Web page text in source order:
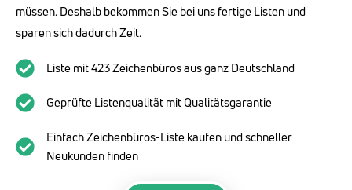
müssen. Deshalb bekommen Sie bei uns fertige Listen und
sparen sich dadurch Zeit.
Liste mit 423 Zeichenbüros aus ganz Deutschland
Geprüfte Listenqualität mit Qualitätsgarantie
Einfach Zeichenbüros-Liste kaufen und schneller
Neukunden finden